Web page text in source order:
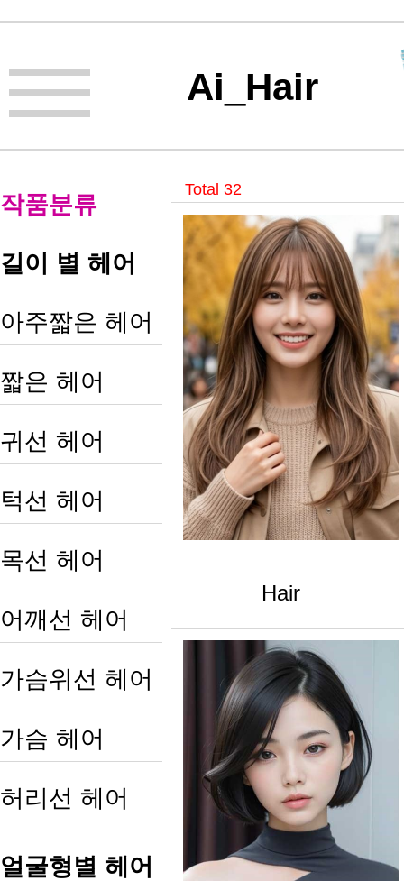
Ai_Hair
작품분류
길이 별 헤어
아주짧은 헤어
짧은 헤어
귀선 헤어
턱선 헤어
목선 헤어
어깨선 헤어
가슴위선 헤어
가슴 헤어
허리선 헤어
얼굴형별 헤어
Total 32
Hair